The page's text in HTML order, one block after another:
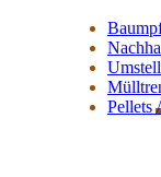
Pellets